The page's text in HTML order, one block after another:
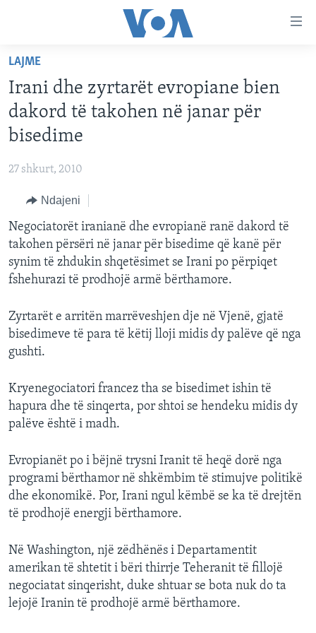
faqen
kryesore
Kalo
tek
faqja
Kalo
kërkimi
FAQJA KRYESORE
KATEGORITË
AMERIKA
EVROPA
BOTA
MJEDISI
KULTURË
SHKENCË DHE TEKNOLOGJI
INTERVISTA
DITARI
DITARI
Learning English
FOLLOW US
Gjuhët
LAJME
Irani dhe zyrtarët evropiane bien
dakord të takohen në janar për
bisedime
27 shkurt, 2010
Ndajeni
Negociatorët iranianë dhe evropianë ranë dakord të
takohen përsëri në janar për bisedime që kanë për
synim të zhdukin shqetësimet se Irani po përpiqet
fshehurazi të prodhojë armë bërthamore.
Zyrtarët e arritën marrëveshjen dje në Vjenë, gjatë
bisedimeve të para të këtij lloji midis dy palëve që nga
gushti.
Kryenegociatori francez tha se bisedimet ishin të
hapura dhe të sinqerta, por shtoi se hendeku midis dy
palëve është i madh.
Evropianët po i bëjnë trysni Iranit të heqë dorë nga
programi bërthamor në shkëmbim të stimujve politikë
dhe ekonomikë. Por, Irani ngul këmbë se ka të drejtën
të prodhojë energji bërthamore.
Në Washington, një zëdhënës i Departamentit
amerikan të shtetit i bëri thirrje Teheranit të fillojë
negociatat sinqerisht, duke shtuar se bota nuk do ta
lejojë Iranin të prodhojë armë bërthamore.